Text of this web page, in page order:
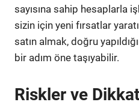
sayısına sahip hesaplarla
sizin için yeni fırsatlar
satın almak, doğru
bir adım öne taşıyabilir.
Riskler ve